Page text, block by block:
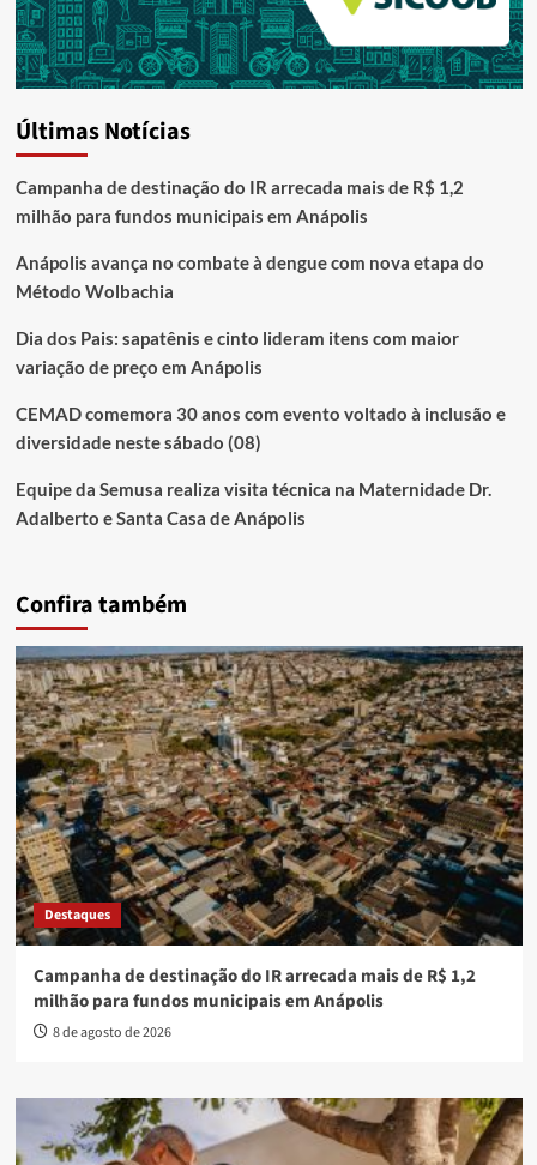
Últimas Notícias
Campanha de destinação do IR arrecada mais de R$ 1,2
milhão para fundos municipais em Anápolis
Anápolis avança no combate à dengue com nova etapa do
Método Wolbachia
Dia dos Pais: sapatênis e cinto lideram itens com maior
variação de preço em Anápolis
CEMAD comemora 30 anos com evento voltado à inclusão e
diversidade neste sábado (08)
Equipe da Semusa realiza visita técnica na Maternidade Dr.
Adalberto e Santa Casa de Anápolis
Confira também
Destaques
Campanha de destinação do IR arrecada mais de R$ 1,2
milhão para fundos municipais em Anápolis
8 de agosto de 2026